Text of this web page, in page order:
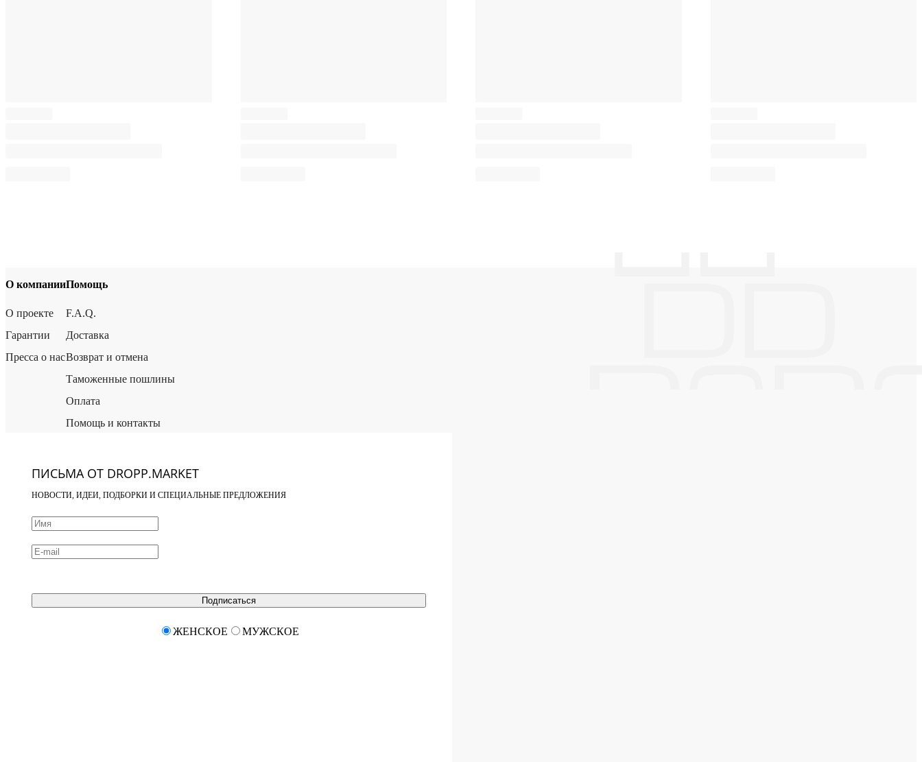
О компании
О проекте
Гарантии
Пресса о нас
Помощь
F.A.Q.
Доставка
Возврат и отмена
Таможенные пошлины
Оплата
Помощь и контакты
ПИСЬМА ОТ DROPP.MARKET
НОВОСТИ, ИДЕИ, ПОДБОРКИ И СПЕЦИАЛЬНЫЕ ПРЕДЛОЖЕНИЯ
Подписаться
ЖЕНСКОЕ МУЖСКОЕ